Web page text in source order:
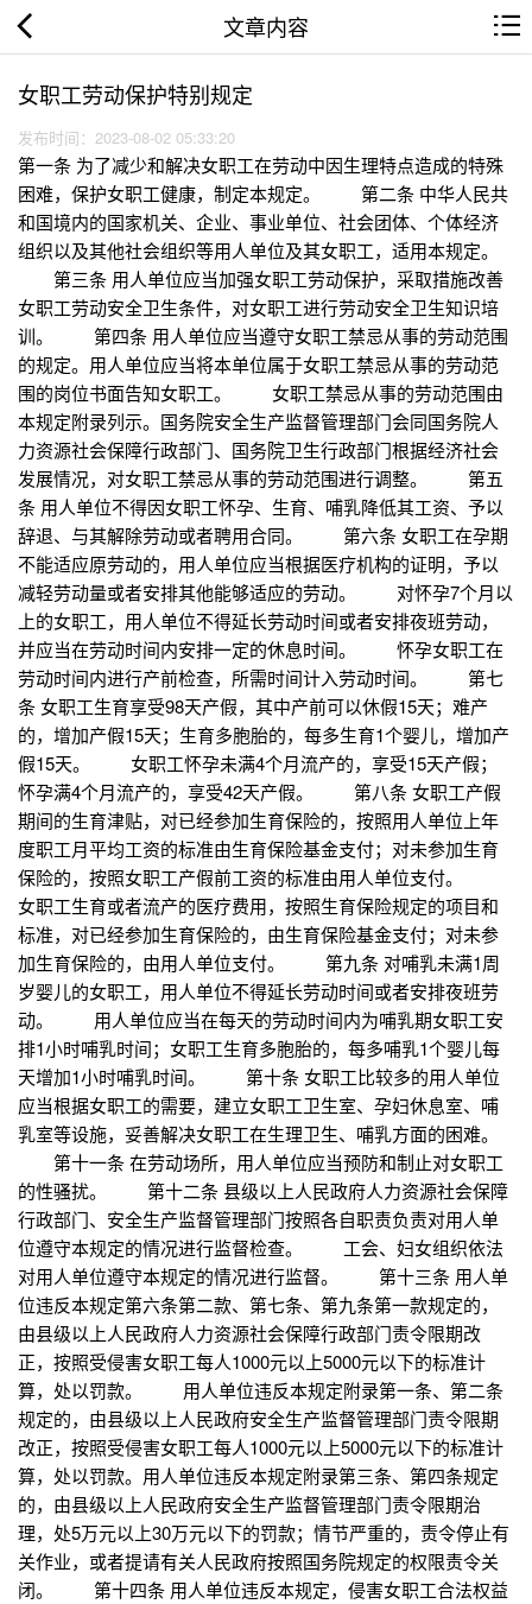
文章内容
女职工劳动保护特别规定
发布时间：2023-08-02 05:33:20
第一条 为了减少和解决女职工在劳动中因生理特点造成的特殊
困难，保护女职工健康，制定本规定。 第二条 中华人民共
和国境内的国家机关、企业、事业单位、社会团体、个体经济
组织以及其他社会组织等用人单位及其女职工，适用本规定。
第三条 用人单位应当加强女职工劳动保护，采取措施改善
女职工劳动安全卫生条件，对女职工进行劳动安全卫生知识培
训。 第四条 用人单位应当遵守女职工禁忌从事的劳动范围
的规定。用人单位应当将本单位属于女职工禁忌从事的劳动范
围的岗位书面告知女职工。 女职工禁忌从事的劳动范围由
本规定附录列示。国务院安全生产监督管理部门会同国务院人
力资源社会保障行政部门、国务院卫生行政部门根据经济社会
发展情况，对女职工禁忌从事的劳动范围进行调整。 第五
条 用人单位不得因女职工怀孕、生育、哺乳降低其工资、予以
辞退、与其解除劳动或者聘用合同。 第六条 女职工在孕期
不能适应原劳动的，用人单位应当根据医疗机构的证明，予以
减轻劳动量或者安排其他能够适应的劳动。 对怀孕7个月以
上的女职工，用人单位不得延长劳动时间或者安排夜班劳动，
并应当在劳动时间内安排一定的休息时间。 怀孕女职工在
劳动时间内进行产前检查，所需时间计入劳动时间。 第七
条 女职工生育享受98天产假，其中产前可以休假15天；难产
的，增加产假15天；生育多胞胎的，每多生育1个婴儿，增加产
假15天。 女职工怀孕未满4个月流产的，享受15天产假；
怀孕满4个月流产的，享受42天产假。 第八条 女职工产假
期间的生育津贴，对已经参加生育保险的，按照用人单位上年
度职工月平均工资的标准由生育保险基金支付；对未参加生育
保险的，按照女职工产假前工资的标准由用人单位支付。
女职工生育或者流产的医疗费用，按照生育保险规定的项目和
标准，对已经参加生育保险的，由生育保险基金支付；对未参
加生育保险的，由用人单位支付。 第九条 对哺乳未满1周
岁婴儿的女职工，用人单位不得延长劳动时间或者安排夜班劳
动。 用人单位应当在每天的劳动时间内为哺乳期女职工安
排1小时哺乳时间；女职工生育多胞胎的，每多哺乳1个婴儿每
天增加1小时哺乳时间。 第十条 女职工比较多的用人单位
应当根据女职工的需要，建立女职工卫生室、孕妇休息室、哺
乳室等设施，妥善解决女职工在生理卫生、哺乳方面的困难。
第十一条 在劳动场所，用人单位应当预防和制止对女职工
的性骚扰。 第十二条 县级以上人民政府人力资源社会保障
行政部门、安全生产监督管理部门按照各自职责负责对用人单
位遵守本规定的情况进行监督检查。 工会、妇女组织依法
对用人单位遵守本规定的情况进行监督。 第十三条 用人单
位违反本规定第六条第二款、第七条、第九条第一款规定的，
由县级以上人民政府人力资源社会保障行政部门责令限期改
正，按照受侵害女职工每人1000元以上5000元以下的标准计
算，处以罚款。 用人单位违反本规定附录第一条、第二条
规定的，由县级以上人民政府安全生产监督管理部门责令限期
改正，按照受侵害女职工每人1000元以上5000元以下的标准计
算，处以罚款。用人单位违反本规定附录第三条、第四条规定
的，由县级以上人民政府安全生产监督管理部门责令限期治
理，处5万元以上30万元以下的罚款；情节严重的，责令停止有
关作业，或者提请有关人民政府按照国务院规定的权限责令关
闭。 第十四条 用人单位违反本规定，侵害女职工合法权益